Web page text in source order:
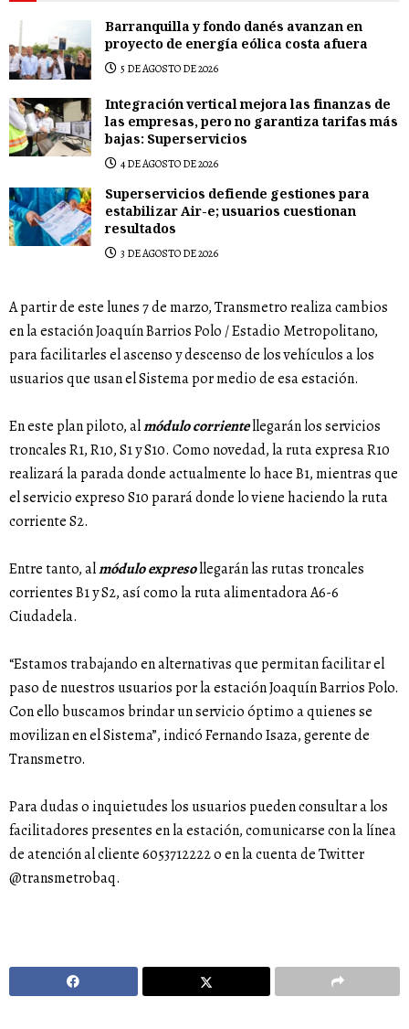
Barranquilla y fondo danés avanzan en
proyecto de energía eólica costa afuera
5 DE AGOSTO DE 2026
Integración vertical mejora las finanzas de
las empresas, pero no garantiza tarifas más
bajas: Superservicios
4 DE AGOSTO DE 2026
Superservicios defiende gestiones para
estabilizar Air-e; usuarios cuestionan
resultados
3 DE AGOSTO DE 2026
A partir de este lunes 7 de marzo, Transmetro realiza cambios
en la estación Joaquín Barrios Polo / Estadio Metropolitano,
para facilitarles el ascenso y descenso de los vehículos a los
usuarios que usan el Sistema por medio de esa estación.
En este plan piloto, almódulo corrientellegarán los servicios
troncales R1, R10, S1 y S10. Como novedad, la ruta expresa R10
realizará la parada donde actualmente lo hace B1, mientras que
el servicio expreso S10 parará donde lo viene haciendo la ruta
corriente S2.
Entre tanto, almódulo expresollegarán las rutas troncales
corrientes B1 y S2, así como la ruta alimentadora A6-6
Ciudadela.
“Estamos trabajando en alternativas que permitan facilitar el
paso de nuestros usuarios por la estación Joaquín Barrios Polo.
Con ello buscamos brindar un servicio óptimo a quienes se
movilizan en el Sistema”, indicó Fernando Isaza, gerente de
Transmetro.
Para dudas o inquietudes los usuarios pueden consultar a los
facilitadores presentes en la estación, comunicarse con la línea
de atención al cliente 6053712222 o en la cuenta de Twitter
@transmetrobaq.